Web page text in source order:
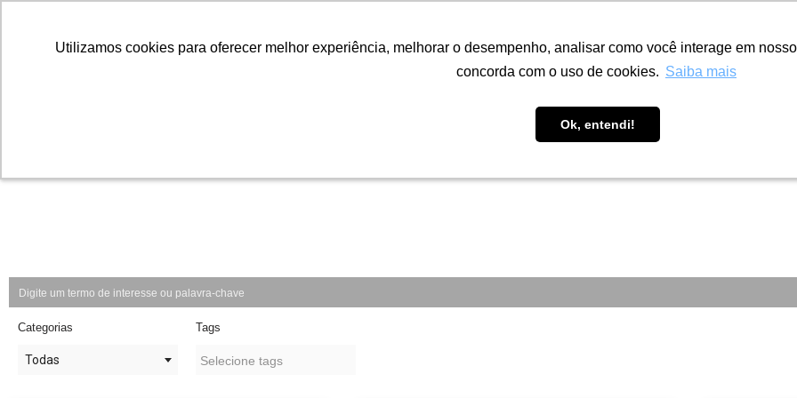
Utilizamos cookies para oferecer melhor experiência, melhorar o desempenho, analisar como você interage em
concorda com o uso de cookies. Saiba mais
Ok, entendi!
Utilizamos cookies para oferecer melhor experiência, melhorar o desempenho, analisar como você interage em
concorda com o uso de cookies. Saiba mais
Ok, entendi!
Fábrica Portfólio
Categorias
Todas
Tags